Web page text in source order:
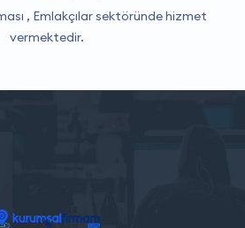
, Emlakçılarsektöründe hizmet
vermektedir.